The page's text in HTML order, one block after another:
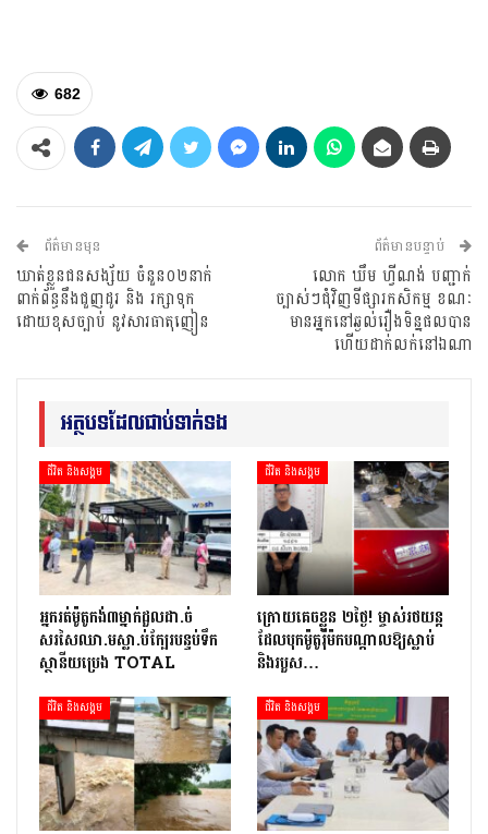
682
ព័ត៌មានមុន
ឃាត់ខ្លួនជនសង្ស័យ ចំនួន០២នាក់
ពាក់ព័ន្ធនឹងជួញដូរ និង រក្សាទុក
ដោយខុសច្បាប់ នូវសារធាតុញៀន
ព័ត៌មានបន្ទាប់
លោក ឃឹម ហ្វីណង់ បញ្ជាក់
ច្បាស់ៗជុំវិញទីផ្សារកសិកម្ម ខណៈ
មានអ្នកនៅឆ្ងល់រឿងទិន្នផលបាន
ហើយដាក់លក់នៅឯណា
អត្ថបទដែលជាប់ទាក់ទង
ជីវិត និងសង្គម
អ្នក​រត់​ម៉ូតូកង់៣​​ម្នាក់​ដួល​ដា.ច់​
សរសៃឈា.ម​ស្លា.ប់​ក្បែរ​បន្ទប់ទឹក​
ស្ថានីយ​ប្រេង ​TOTAL
ជីវិត និងសង្គម
ក្រោយ​គេចខ្លួន ២​ថ្ងៃ​! ម្ចាស់​រថយន្ត​
ដែល​បុក​ម៉ូតូ​រ៉ឺ​ម៉ក​បណ្តាល​ឱ្យ​ស្លាប់
និង​របួស…
ជីវិត និងសង្គម ជីវិត និងសង្គម